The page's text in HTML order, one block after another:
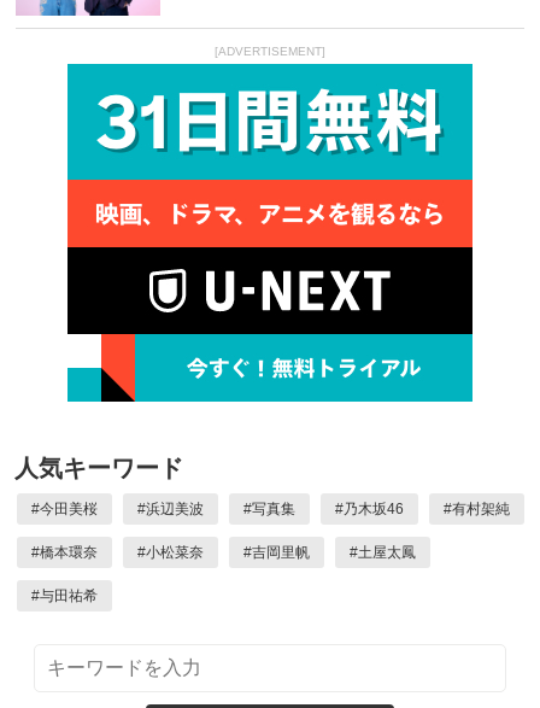
[ADVERTISEMENT]
人気キーワード
#今田美桜 #浜辺美波 #写真集 #乃木坂46 #有村架純
#橋本環奈 #小松菜奈 #吉岡里帆 #土屋太鳳
#与田祐希